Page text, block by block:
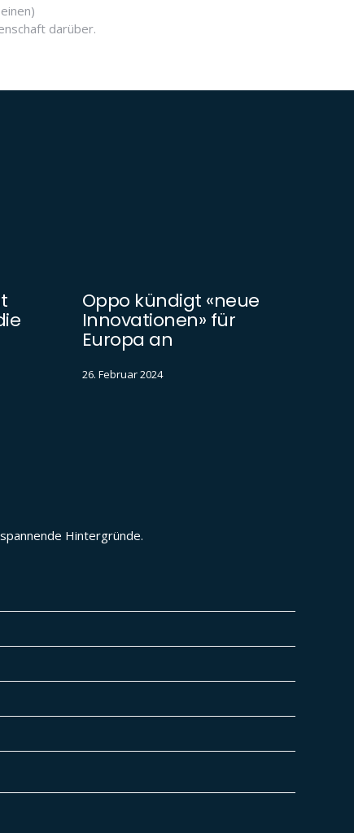
darüber.
Oppo kündigt «neue
Innovationen» für
Europa an
26. Februar 2024
Hintergründe.